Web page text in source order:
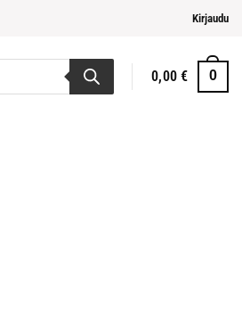
Kirjaudu
0,00€ 0